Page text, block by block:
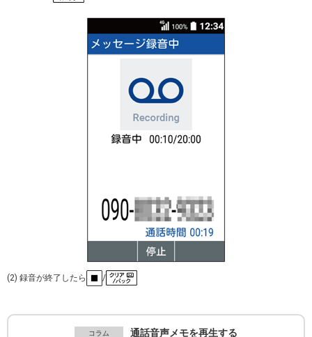
(2) 録音が終了したら /
通話音声メモを再生する